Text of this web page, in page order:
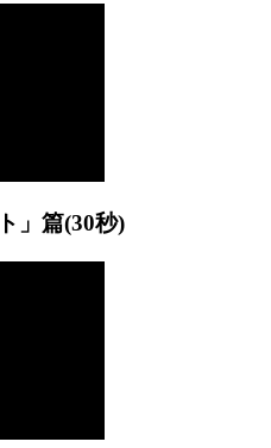
」篇(30秒)